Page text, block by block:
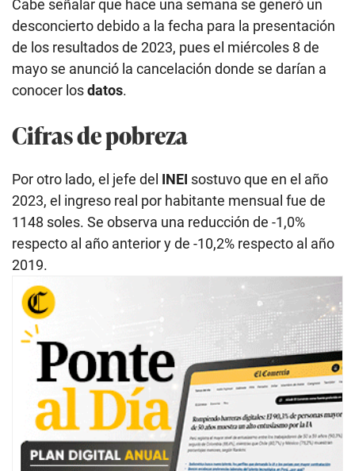
Cabe señalar que hace una semana se generó un
desconcierto debido a la fecha para la presentación
de los resultados de 2023, pues el miércoles 8 de
mayo se anunció la cancelación donde se darían a
conocer losdatos.
Cifras de pobreza
Por otro lado, el jefe del INEI sostuvo que en el año
2023, el ingreso real por habitante mensual fue de
1148 soles. Se observa una reducción de -1,0%
respecto al año anterior y de -10,2% respecto al año
2019.